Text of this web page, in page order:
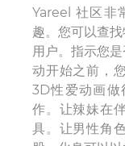
Yareel 社区非
趣。您可以查
用户。指示您
动开始之前，
3D性爱动画做
作。让辣妹在
具。让男性角